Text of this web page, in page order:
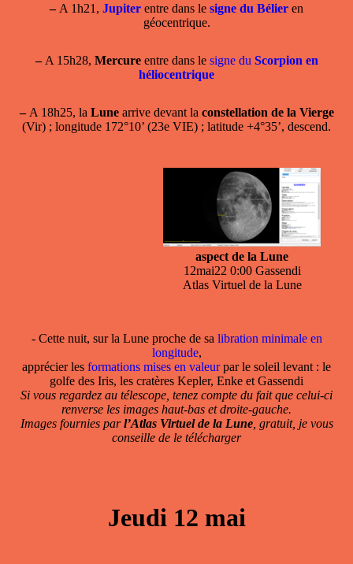
–A 1h21, Jupiter entre dans le signe du Bélier en
géocentrique.
–A 15h28, Mercureentre dans le signe du Scorpion en
héliocentrique
–A 18h25, la Lunearrive devant la constellation de la Vierge
(Vir) ; longitude 172°10’ (23e VIE) ; latitude +4°35’, descend.
aspect de la Lune
12mai22 0:00 Gassendi
Atlas Virtuel de la Lune
- Cette nuit, sur la Lune proche de sa libration minimale en
longitude,
apprécier les formations mises en valeurpar le soleil levant : le
golfe des Iris, les cratères Kepler, Enke et Gassendi
Si vous regardez au télescope, tenez compte du fait que celui-ci
renverse les images haut-bas et droite-gauche.
Images fournies parl’Atlas Virtuel de la Lune, gratuit, je vous
conseille de le télécharger
Jeudi 12 mai